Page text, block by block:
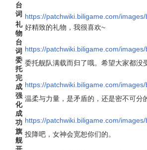
台
词 https://patchwiki.biligame.com/
礼
物
台
词
好精致的礼物，我很喜欢~
https://patchwiki.biligame.com/
委
托
完
成
委托舰队满载而归了哦。希望大家都
https://patchwiki.biligame.com/
强
化
成
功
温柔与力量，是矛盾的，还是密不可分
https://patchwiki.biligame.com/
旗
舰
投降吧，女神会宽恕你们的。